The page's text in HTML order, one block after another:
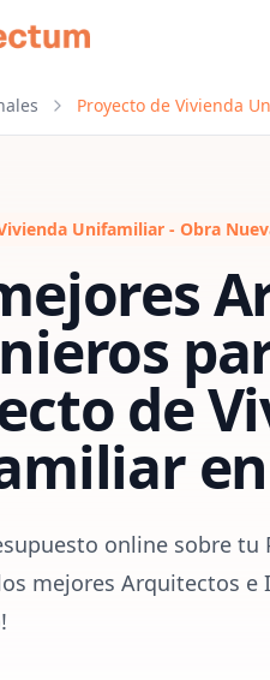
Proyecto de Vivienda
Unifamiliar - Obra
de
online sobre tu
mejores Arquitectos e